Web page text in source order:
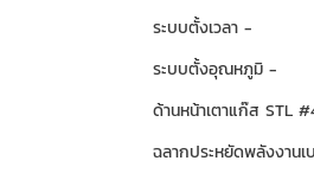
ระบบตั้งเวลา -
ระบบตั้งอุณหภูมิ -
ด้านหน้าเตาแก๊ส STL
ฉลากประหยัดพลังงานเ